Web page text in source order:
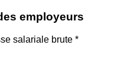
employeurs
salariale brute *